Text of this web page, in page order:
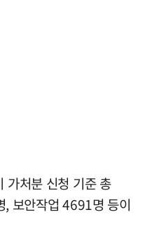
가처분 신청 기준 총
보안작업 4691명 등이